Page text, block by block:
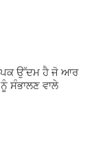
ਉੱਦਮ ਹੈ ਜੋ ਆਰ
ਸੰਭਾਲਣ ਵਾਲੇ